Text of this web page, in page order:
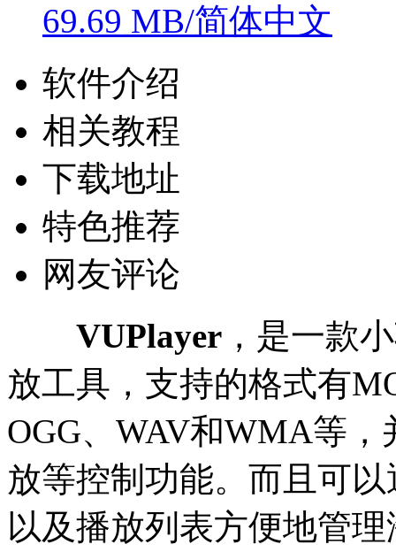
69.69 MB/简体中文
软件介绍
相关教程
下载地址
特色推荐
网友评论
VUPlayer ，是一款
放工具，支持的格式有
OGG、WAV和WMA等
放等控制功能。而且可
以及播放列表方便地管